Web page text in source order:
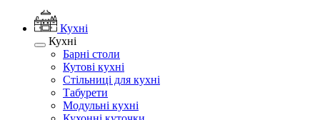
Кухні
Кухні
Барні столи
Кутові кухні
Стільниці для кухні
Табурети
Модульні кухні